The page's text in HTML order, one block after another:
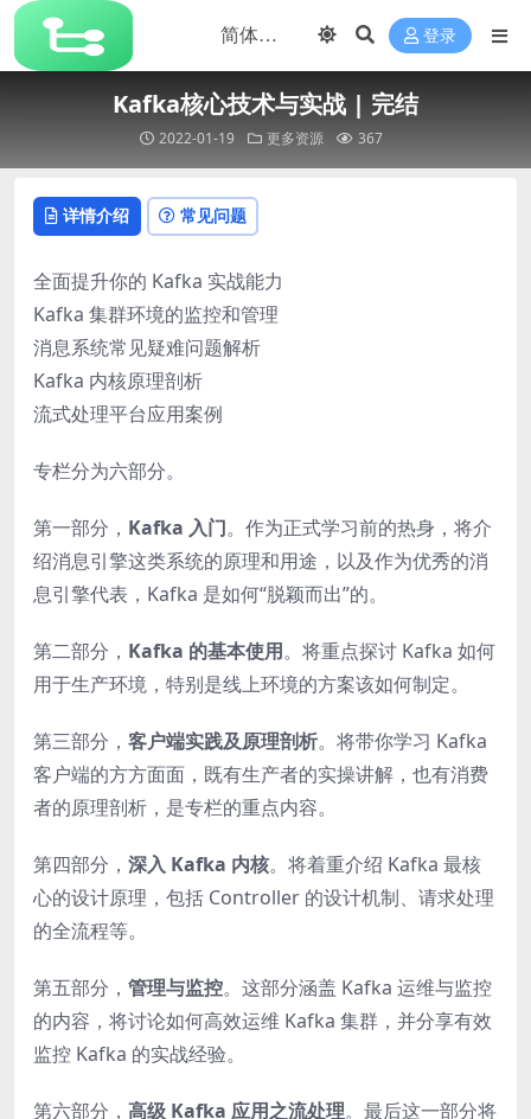
登录
Kafka核心技术与实战 | 完结
2022-01-19 更多资源 367
详情介绍 常见问题
全面提升你的 Kafka 实战能力
Kafka 集群环境的监控和管理
消息系统常见疑难问题解析
Kafka 内核原理剖析
流式处理平台应用案例
专栏分为六部分。
第一部分， Kafka 入门。作为正式学习前的热身，将介
绍消息引擎这类系统的原理和用途，以及作为优秀的消
息引擎代表，Kafka 是如何“脱颖而出”的。
第二部分， Kafka 的基本使用。将重点探讨 Kafka 如何
用于生产环境，特别是线上环境的方案该如何制定。
第三部分， 客户端实践及原理剖析。将带你学习 Kafka
客户端的方方面面，既有生产者的实操讲解，也有消费
者的原理剖析，是专栏的重点内容。
第四部分， 深入 Kafka 内核。将着重介绍 Kafka 最核
心的设计原理，包括 Controller 的设计机制、请求处理
的全流程等。
第五部分， 管理与监控。这部分涵盖 Kafka 运维与监控
的内容，将讨论如何高效运维 Kafka 集群，并分享有效
监控 Kafka 的实战经验。
第六部分， 高级 Kafka 应用之流处理。最后这一部分将